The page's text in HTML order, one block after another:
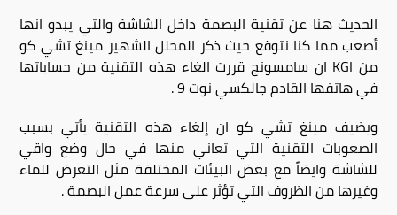
الحديث هنا عن تقنية البصمة داخل الشاشة والتي يبدو انها
أصعب مما كنا نتوقع حيث ذكر المحلل الشهير مينغ تشي كو
من KGI ان سامسونج قررت الغاء هذه التقنية من حساباتها
في هاتفها القادم جالكسي نوت 9 .
ويضيف مينغ تشي كو ان إلغاء هذه التقنية يأتي بسبب
الصعوبات التقنية التي تعاني منها في حال وضع واقي
للشاشة وايضاً مع بعض البيئات المختلفة مثل التعرض للماء
وغيرها من الظروف التي تؤثر على سرعة عمل البصمة .